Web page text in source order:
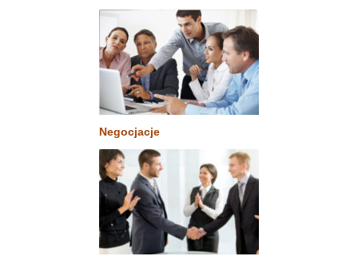
Negocjacje